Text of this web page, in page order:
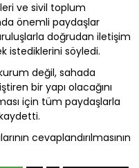
ve sivil toplum
önemli paydaşlar
doğrudan iletişim
istediklerini söyledi.
değil, sahada
bir yapı olacağını
için tüm paydaşlarla
cevaplandırılmasının